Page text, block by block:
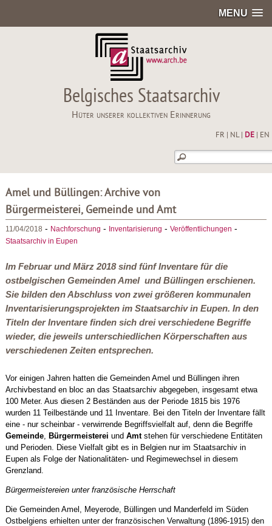
MENU
Belgisches Staatsarchiv
Hüter unserer kollektiven Erinnerung
FR NL| DE| EN
Amel und Büllingen: Archive von
Bürgermeisterei, Gemeinde und Amt
11/04/2018 - Nachforschung - Inventarisierung - Veröffentlichungen -
Staatsarchiv in Eupen
Im Februar und März 2018 sind fünf Inventare für die
ostbelgischen Gemeinden Amel und Büllingen erschienen.
Sie bilden den Abschluss von zwei größeren kommunalen
Inventarisierungsprojekten im Staatsarchiv in Eupen. In den
Titeln der Inventare finden sich drei verschiedene Begriffe
wieder, die jeweils unterschiedlichen Körperschaften aus
verschiedenen Zeiten entsprechen.
Vor einigen Jahren hatten die Gemeinden Amel und Büllingen ihren
Archivbestand en bloc an das Staatsarchiv abgegeben, insgesamt etwa
100 Meter. Aus diesen 2 Beständen aus der Periode 1815 bis 1976
wurden 11 Teilbestände und 11 Inventare. Bei den Titeln der Inventare fällt
eine - nur scheinbar - verwirrende Begriffsvielfalt auf, denn die Begriffe
Gemeinde, Bürgermeisterei und Amtstehen für verschiedene Entitäten
und Perioden. Diese Vielfalt gibt es in Belgien nur im Staatsarchiv in
Eupen als Folge der Nationalitäten- und Regimewechsel in diesem
Grenzland.
Bürgermeistereien unter französische Herrschaft
Die Gemeinden Amel, Meyerode, Büllingen und Manderfeld im Süden
Ostbelgiens erhielten unter der französischen Verwaltung (1896-1915) den